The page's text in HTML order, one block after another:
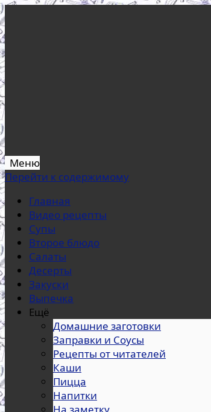
Меню
Перейти к содержимому
Главная
Видео рецепты
Супы
Второе блюдо
Салаты
Десерты
Закуски
Выпечка
Ещё
Домашние заготовки
Заправки и Соусы
Рецепты от читателей
Каши
Пицца
Напитки